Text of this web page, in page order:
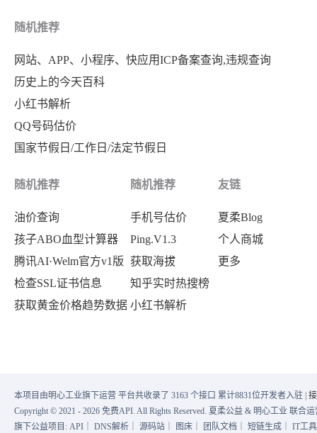
随机推荐
网站、APP、小程序、快应用ICP备案查询,违规查询
历史上的今天百科
小红书解析
QQ号码估价
国家节假日/工作日/法定节假日
随机推荐
油价查询
孩子ABO血型计算器
腾讯AI·Welm官方v1版
检查SSL证书信息
获取黄金价格趋势数据
随机推荐
手机号估价
Ping.V1.3
获取海拔
知乎实时热搜榜
小红书解析
友链
夏柔Blog
个人商城
更多
本项目由明心工业旗下运营 平台共收录了 3163 个接口 累计8831位开发者入驻 |
Copyright © 2021 - 2026 免费API. All Rights Reserved. 夏柔公益 & 明心工业 联合
旗下公益项目: API DNS解析 源码站 图床 团队文档 短链生成 IT工